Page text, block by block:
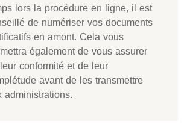
lors la procédure en ligne, il est
de numériser vos documents
en amont. Cela vous
également de vous assurer
conformité et de leur
avant de les transmettre
administrations.